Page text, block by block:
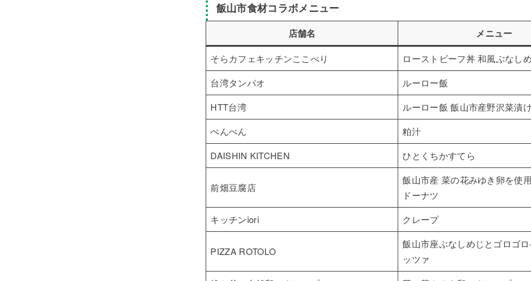
飯山市食材コラボメニュー
店舗名 メニュー
そらカフェキッチンここべり
ローストビーフ丼 和風ぶなし
台湾タンパオ
ルーロー飯
HTT台湾
ルーロー飯 飯山市産野沢菜漬
ぺんぺん
粕汁
DAISHIN KITCHEN
ひとくちかすてら
前畑豆腐店
飯山市産 菜の花みゆき卵を使
ドーナツ
キッチンiori
クレープ
PIZZA ROTOLO
飯山市座ぶなしめじとゴロゴ
ッツァ